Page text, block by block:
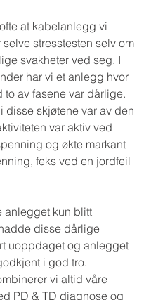
at kabelanlegg vi
selve stresstesten selv om
svakheter ved seg. I
har vi et anlegg hvor
to av fasene var dårlige.
disse skjøtene var av den
var aktiv ved
og økte markant
feks ved en jordfeil
anlegget kun blitt
disse dårlige
uoppdaget og anlegget
i god tro.
vi altid våre
PD & TD diagnose og